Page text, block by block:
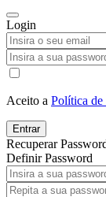
Login
Aceito a Política de
Entrar
Recuperar
Definir Password